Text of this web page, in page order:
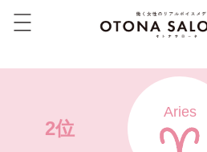
2位
Aries